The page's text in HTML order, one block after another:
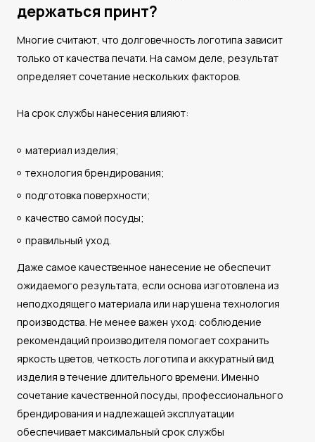
держаться принт?
Многие считают, что долговечность логотипа зависит
только от качества печати. На самом деле, результат
определяет сочетание нескольких факторов.
На срок службы нанесения влияют:
материал изделия;
технология брендирования;
подготовка поверхности;
качество самой посуды;
правильный уход.
Даже самое качественное нанесение не обеспечит
ожидаемого результата, если основа изготовлена ​​из
неподходящего материала или нарушена технология
производства. Не менее важен уход: соблюдение
рекомендаций производителя помогает сохранить
яркость цветов, четкость логотипа и аккуратный вид
изделия в течение длительного времени. Именно
сочетание качественной посуды, профессионального
брендирования и надлежащей эксплуатации
обеспечивает максимальный срок службы